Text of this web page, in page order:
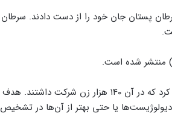
بهداشت جهانی، ۶۷۰ هزار زن در سال ۲۰۲۲ بر اثر سرطان پستان جان خود را از دست دادند. سرطان
سال گذشته میلادی، برنامه شناسایی سرطان در نروژ پروژه‌ای را راه‌اندازی کرد که در آن ۱۴۰ هزار زن شرکت داشتند. هدف
یا حتی بهتر از آن‌ها در تشخیص
برخی افراد بیشتر است
مصرف انرژی چت‌جی‌پی‌تی کمتر از
پیش‌بینی‌هاست